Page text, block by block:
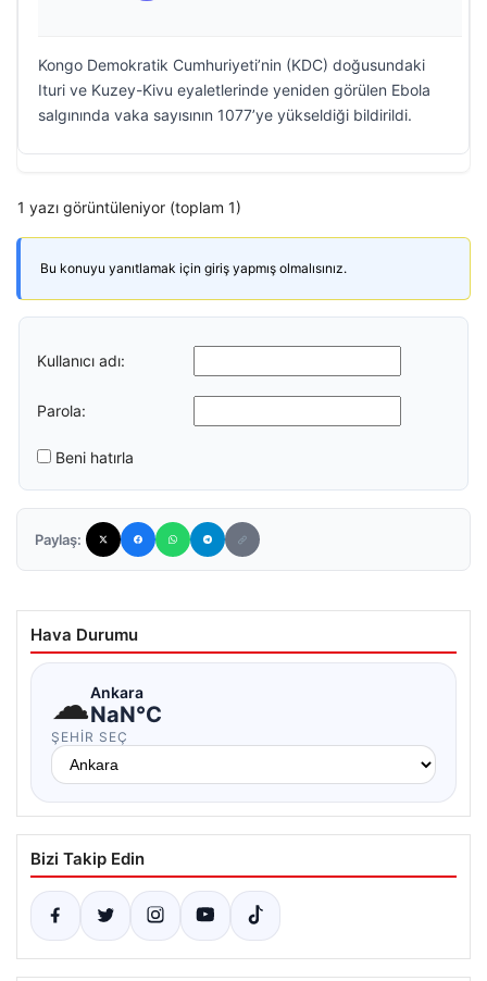
Kongo Demokratik Cumhuriyeti’nin (KDC) doğusundaki
Ituri ve Kuzey-Kivu eyaletlerinde yeniden görülen Ebola
salgınında vaka sayısının 1077’ye yükseldiği bildirildi.
1 yazı görüntüleniyor (toplam 1)
Bu konuyu yanıtlamak için giriş yapmış olmalısınız.
Kullanıcı adı:
Parola:
Beni hatırla
Paylaş:
Hava Durumu
☁Ankara
NaN°C
ŞEHIR SEÇ
Bizi Takip Edin